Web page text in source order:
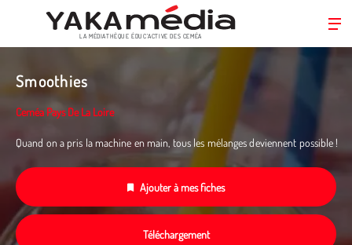
contenu
principal
LA MÉDIATHÈQUE ÉDUC’ACTIVE DES CEMÉA
Smoothies
Ceméa Pays De La Loire
Quand on a pris la machine en main, tous les mélanges deviennent possible !
Ajouter à mes fiches
Téléchargement